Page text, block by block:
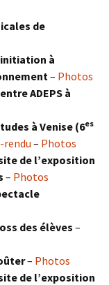
de
à
– Photos
ADEPS à
à Venise (6es
– Photos
de l’exposition
– Photos
des élèves–
– Photos
de l’exposition